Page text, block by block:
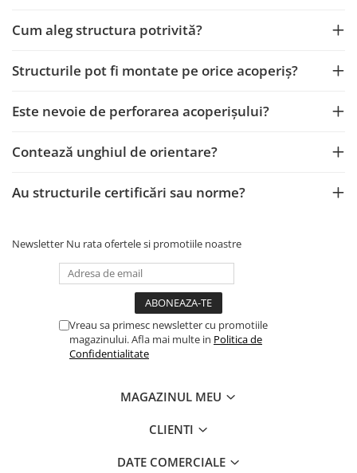
Cum aleg structura potrivită?
Structurile pot fi montate pe orice acoperiș?
Este nevoie de perforarea acoperișului?
Contează unghiul de orientare?
Au structurile certificări sau norme?
Newsletter Nu rata ofertele si promotiile noastre
Vreau sa primesc newsletter cu promotiile
magazinului. Afla mai multe in Politica de
Confidentialitate
MAGAZINUL MEU
CLIENTI
DATE COMERCIALE